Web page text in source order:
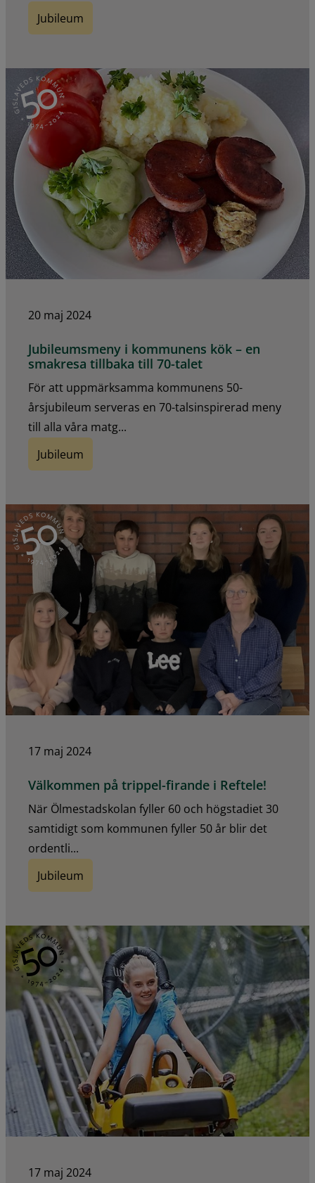
Jubileum
20 maj 2024
Jubileumsmeny i kommunens kök – en
smakresa tillbaka till 70-talet
För att uppmärksamma kommunens 50-
årsjubileum serveras en 70-talsinspirerad meny
till alla våra matg...
Jubileum
17 maj 2024
Välkommen på trippel-firande i Reftele!
När Ölmestadskolan fyller 60 och högstadiet 30
samtidigt som kommunen fyller 50 år blir det
ordentli...
Jubileum
17 maj 2024